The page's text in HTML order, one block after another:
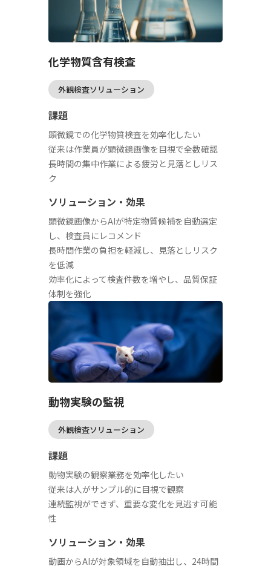
化学物質含有検査
外観検査ソリューション
課題
顕微鏡での化学物質検査を効率化したい
従来は作業員が顕微鏡画像を目視で全数確認
長時間の集中作業による疲労と見落としリス
ク
ソリューション・効果
顕微鏡画像からAIが特定物質候補を自動選定
し、検査員にレコメンド
長時間作業の負担を軽減し、見落としリスク
を低減
効率化によって検査件数を増やし、品質保証
体制を強化
動物実験の監視
外観検査ソリューション
課題
動物実験の観察業務を効率化したい
従来は人がサンプル的に目視で観察
連続監視ができず、重要な変化を見逃す可能
性
ソリューション・効果
動画からAIが対象領域を自動抽出し、24時間